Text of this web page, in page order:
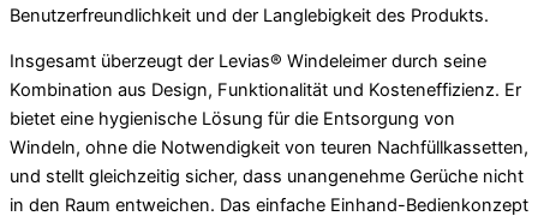
Benutzerfreundlichkeit und der Langlebigkeit des Produkts.
Insgesamt überzeugt der Levias® Windeleimer durch seine
Kombination aus Design, Funktionalität und Kosteneffizienz. Er
bietet eine hygienische Lösung für die Entsorgung von
Windeln, ohne die Notwendigkeit von teuren Nachfüllkassetten,
und stellt gleichzeitig sicher, dass unangenehme Gerüche nicht
in den Raum entweichen. Das einfache Einhand-Bedienkonzept